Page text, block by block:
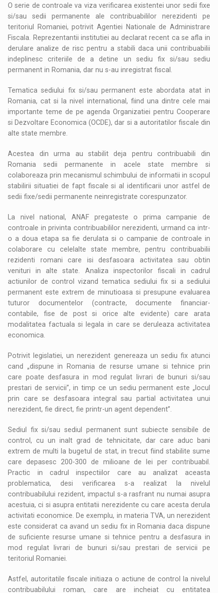
O serie de controale va viza verificarea existentei unor sedii fixe
si/sau sedii permanente ale contribuabililor nerezidenti pe
teritoriul Romaniei, potrivit Agentiei Nationale de Administrare
Fiscala. Reprezentantii institutiei au declarat recent ca se afla in
derulare analize de risc pentru a stabili daca unii contribuabilii
indeplinesc criteriile de a detine un sediu fix si/sau sediu
permanent in Romania, dar nu s-au inregistrat fiscal.
Tematica sediului fix si/sau permanent este abordata atat in
Romania, cat si la nivel international, fiind una dintre cele mai
importante teme de pe agenda Organizatiei pentru Cooperare
si Dezvoltare Economica (OCDE), dar si a autoritatilor fiscale din
alte state membre.
Acestea din urma au stabilit deja pentru contribuabili din
Romania sedii permanente in acele state membre si
colaboreaza prin mecanismul schimbului de informatii in scopul
stabilirii situatiei de fapt fiscale si al identificarii unor astfel de
sedii fixe/sedii permanente neinregistrate corespunzator.
La nivel national, ANAF pregateste o prima campanie de
controale in privinta contribuabililor nerezidenti, urmand ca intr-
o a doua etapa sa fie derulata si o campanie de controale in
colaborare cu celelalte state membre, pentru contribuabilii
rezidenti romani care isi desfasoara activitatea sau obtin
venituri in alte state. Analiza inspectorilor fiscali in cadrul
actiunilor de control vizand tematica sediului fix si a sediului
permanent este extrem de minutioasa si presupune evaluarea
tuturor documentelor (contracte, documente financiar-
contabile, fise de post si orice alte evidente) care arata
modalitatea factuala si legala in care se deruleaza activitatea
economica.
Potrivit legislatiei, un nerezident genereaza un sediu fix atunci
cand „dispune in Romania de resurse umane si tehnice prin
care poate desfasura in mod regulat livrari de bunuri si/sau
prestari de servicii”, in timp ce un sediu permanent este „locul
prin care se desfasoara integral sau partial activitatea unui
nerezident, fie direct, fie printr-un agent dependent”.
Sediul fix si/sau sediul permanent sunt subiecte sensibile de
control, cu un inalt grad de tehnicitate, dar care aduc bani
extrem de multi la bugetul de stat, in trecut fiind stabilite sume
care depasesc 200-300 de milioane de lei per contribuabil.
Practic in cadrul inspectiilor care au analizat aceasta
problematica, desi verificarea s-a realizat la nivelul
contribuabilului rezident, impactul s-a rasfrant nu numai asupra
acestuia, ci si asupra entitatii nerezidente cu care acesta derula
activitati economice. De exemplu, in materia TVA, un nerezident
este considerat ca avand un sediu fix in Romania daca dispune
de suficiente resurse umane si tehnice pentru a desfasura in
mod regulat livrari de bunuri si/sau prestari de servicii pe
teritoriul Romaniei.
Astfel, autoritatile fiscale initiaza o actiune de control la nivelul
contribuabilului roman, care are incheiat cu entitatea